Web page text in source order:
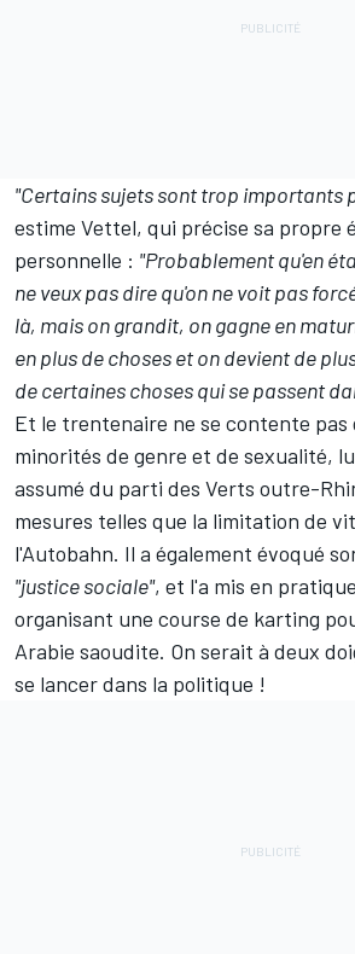
"Certains sujets sont trop importants
estime Vettel, qui précise sa propre
personnelle : "Probablement qu'en
ne veux pas dire qu'on ne voit pas
là, mais on grandit, on gagne en
en plus de choses et on devient de
de certaines choses qui se passent
Et le trentenaire ne se contente pas
minorités de genre et de sexualité,
assumé du parti des Verts outre-
mesures telles que la limitation de
l'Autobahn. Il a également évoqué
"justice sociale", et l'a mis en
organisant une course de karting
Arabie saoudite. On serait à deux
se lancer dans la politique !